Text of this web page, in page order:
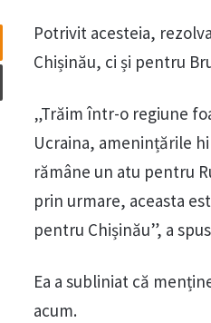
Potrivit acesteia,
Chișinău, ci și pentru
„Trăim într-o regiune
Ucraina, amenințările
rămâne un atu pentru
prin urmare, aceasta
pentru Chișinău”, a
Ea a subliniat că
acum.
Odnoklassniki
Tipărește